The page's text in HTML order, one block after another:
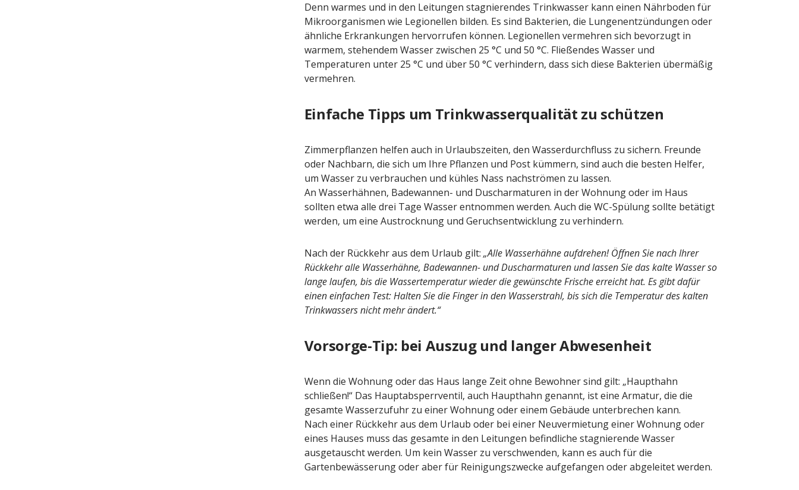
Denn warmes und in den Leitungen stagnierendes Trinkwasser kann einen Nährboden für
Mikroorganismen wie Legionellen bilden. Es sind Bakterien, die Lungenentzündungen oder
ähnliche Erkrankungen hervorrufen können. Legionellen vermehren sich bevorzugt in
warmem, stehendem Wasser zwischen 25 °C und 50 °C. Fließendes Wasser und
Temperaturen unter 25 °C und über 50 °C verhindern, dass sich diese Bakterien übermäßig
vermehren.
Einfache Tipps um Trinkwasserqualität zu schützen
Zimmerpflanzen helfen auch in Urlaubszeiten, den Wasserdurchfluss zu sichern. Freunde
oder Nachbarn, die sich um Ihre Pflanzen und Post kümmern, sind auch die besten Helfer,
um Wasser zu verbrauchen und kühles Nass nachströmen zu lassen.
An Wasserhähnen, Badewannen- und Duscharmaturen in der Wohnung oder im Haus
sollten etwa alle drei Tage Wasser entnommen werden. Auch die WC-Spülung sollte betätigt
werden, um eine Austrocknung und Geruchsentwicklung zu verhindern.
Nach der Rückkehr aus dem Urlaub gilt: „Alle Wasserhähne aufdrehen! Öffnen Sie nach Ihrer
Rückkehr alle Wasserhähne, Badewannen- und Duscharmaturen und lassen Sie das kalte Wasser so
lange laufen, bis die Wassertemperatur wieder die gewünschte Frische erreicht hat. Es gibt dafür
einen einfachen Test: Halten Sie die Finger in den Wasserstrahl, bis sich die Temperatur des kalten
Trinkwassers nicht mehr ändert.“
Vorsorge-Tip: bei Auszug und langer Abwesenheit
Wenn die Wohnung oder das Haus lange Zeit ohne Bewohner sind gilt: „Haupthahn
schließen!“ Das Hauptabsperrventil, auch Haupthahn genannt, ist eine Armatur, die die
gesamte Wasserzufuhr zu einer Wohnung oder einem Gebäude unterbrechen kann.
Nach einer Rückkehr aus dem Urlaub oder bei einer Neuvermietung einer Wohnung oder
eines Hauses muss das gesamte in den Leitungen befindliche stagnierende Wasser
ausgetauscht werden. Um kein Wasser zu verschwenden, kann es auch für die
Gartenbewässerung oder aber für Reinigungszwecke aufgefangen oder abgeleitet werden.